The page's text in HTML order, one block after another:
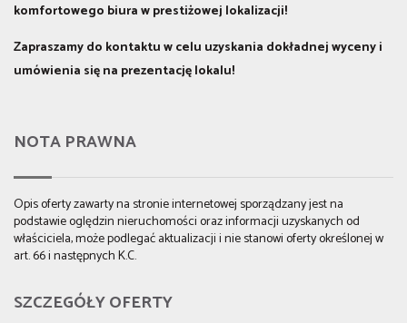
komfortowego biura w prestiżowej lokalizacji!
Zapraszamy do kontaktu w celu uzyskania dokładnej wyceny i
umówienia się na prezentację lokalu!
NOTA PRAWNA
Opis oferty zawarty na stronie internetowej sporządzany jest na
podstawie oględzin nieruchomości oraz informacji uzyskanych od
właściciela, może podlegać aktualizacji i nie stanowi oferty określonej w
art. 66 i następnych K.C.
SZCZEGÓŁY OFERTY